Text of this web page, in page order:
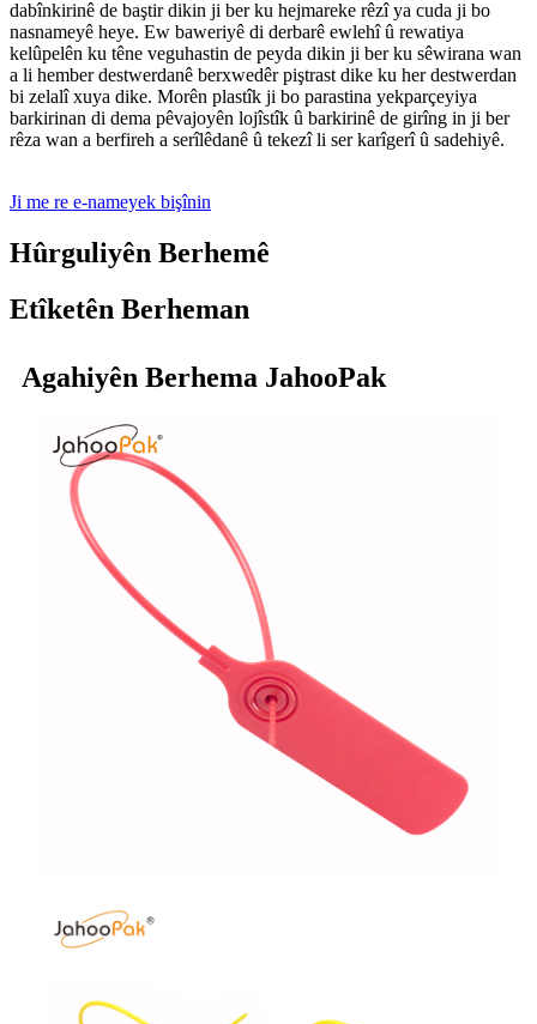
dabînkirinê de baştir dikin ji ber ku hejmareke rêzî ya cuda ji bo
nasnameyê heye. Ew baweriyê di derbarê ewlehî û rewatiya
kelûpelên ku têne veguhastin de peyda dikin ji ber ku sêwirana wan
a li hember destwerdanê berxwedêr piştrast dike ku her destwerdan
bi zelalî xuya dike. Morên plastîk ji bo parastina yekparçeyiya
barkirinan di dema pêvajoyên lojîstîk û barkirinê de girîng in ji ber
rêza wan a berfireh a serîlêdanê û tekezî li ser karîgerî û sadehiyê.
Ji me re e-nameyek bişînin
Hûrguliyên Berhemê
Etîketên Berheman
Agahiyên Berhema JahooPak